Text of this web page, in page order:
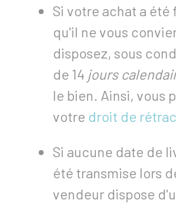
Si votre achat a
qu'il ne vous
disposez, sous
de 14 jours
le bien. Ainsi, vous
votre droit de
Si aucune date de
été transmise lors
vendeur dispose